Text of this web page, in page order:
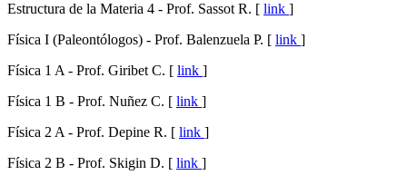
Estructura de la Materia 4 - Prof. Sassot R. [ link ]
Física I (Paleontólogos) - Prof. Balenzuela P. [ link ]
Física 1 A - Prof. Giribet C. [ link ]
Física 1 B - Prof. Nuñez C. [ link ]
Física 2 A - Prof. Depine R. [ link ]
Física 2 B - Prof. Skigin D. [ link ]